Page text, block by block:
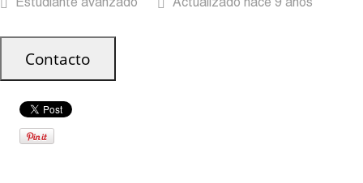
Estudiante avanzado Actualizado hace 9 años